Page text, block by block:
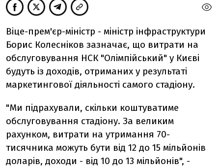
Вiце-прем'єр-мiнiстр - мiнiстр iнфраструктури
Борис Колеснiков зазначає, що витрати на
обслуговування НСК "Олiмпiйський" у Києвi
будуть iз доходiв, отриманих у результатi
маркетингової дiяльностi самого стадiону.
"Ми пiдрахували, скiльки коштуватиме
обслуговування стадiону. За великим
рахунком, витрати на утримання 70-
тисячника можуть бути вiд 12 до 15 мільйонів
доларiв, доходи - вiд 10 до 13 мільйонів", -